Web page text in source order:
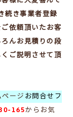
続き事業者登録
依頼頂いたお客
んお見積りの段
ご説明させて頂
ージ お問合せフ
165からお気